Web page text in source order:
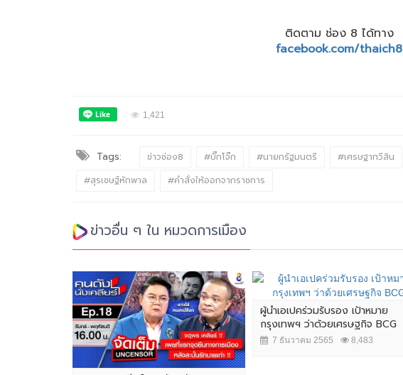
ติดตาม ช่อง 8 ได้ทาง
facebook.com/thaich8
1,421
Tags: ข่าวช่อง8 #บิ๊กโจ๊ก #นายกรัฐมนตรี #เศรษฐาทวีสิน
#สุรเชษฐ์หักพาล
#คำสั่งให้ออกจากราชการ
ข่าวอื่น ๆ ใน หมวดการเมือง
ผู้นำเอเปคร่วมรับรอง เป้าหมาย
กรุงเทพฯ ว่าด้วยเศรษฐกิจ BCG
7 ธันวาคม 2565 8,483